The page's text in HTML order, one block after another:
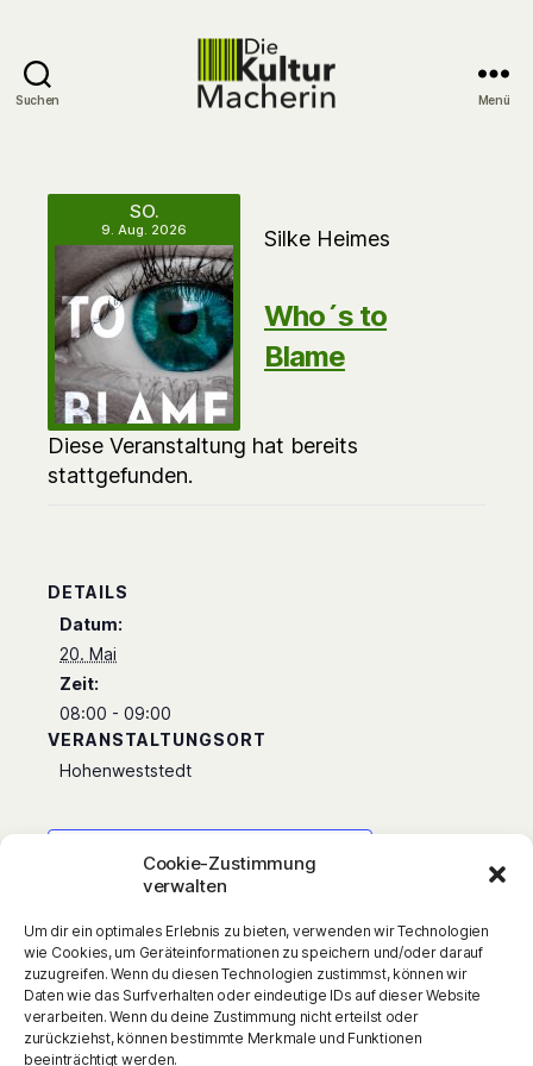
Cookie-Zustimmung
verwalten
Um dir ein optimales Erlebnis zu bieten, verwenden wir Technologien
wie Cookies, um Geräteinformationen zu speichern und/oder darauf
zuzugreifen. Wenn du diesen Technologien zustimmst, können wir
Daten wie das Surfverhalten oder eindeutige IDs auf dieser Website
verarbeiten. Wenn du deine Zustimmung nicht erteilst oder
zurückziehst, können bestimmte Merkmale und Funktionen
beeinträchtigt werden.
Suchen Menü
SO.
9. Aug. 2026 Silke Heimes
Who´s to
Blame
Diese Veranstaltung hat bereits
stattgefunden.
DETAILS
Datum:
20. Mai
Zeit:
08:00 - 09:00
VERANSTALTUNGSORT
Hohenweststedt
Zum Kalender hinzufügen
Für Sam und Liam steht die letzte Stunde vor
den Ferien an: Deutsch-LK bei Moritz Brandl.
Doch was als Unterricht beginnt, wird zu